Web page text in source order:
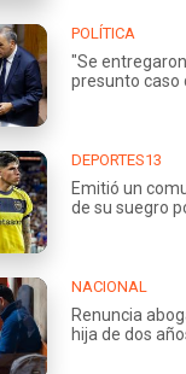
POLÍTICA
"Se
presunto caso
DEPORTES13
Emitió un
de su suegro
NACIONAL
Renuncia
hija de dos